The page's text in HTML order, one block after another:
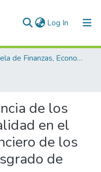
Log In (current)
Escuela de Finanzas, Economía y Gobierno
de los
en el
de los
de